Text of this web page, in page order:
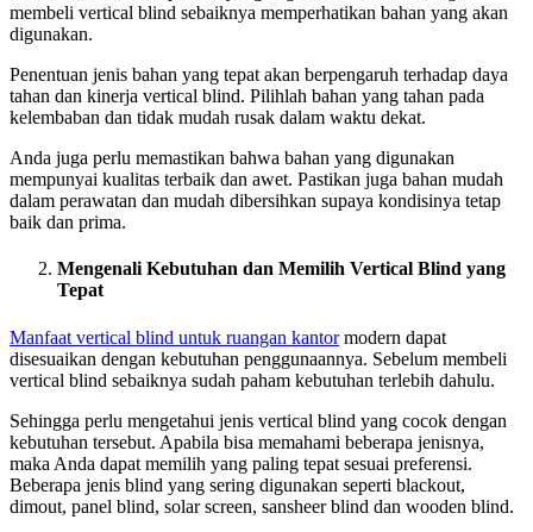
membeli vertical blind sebaiknya memperhatikan bahan yang akan
digunakan.
Penentuan jenis bahan yang tepat akan berpengaruh terhadap daya
tahan dan kinerja vertical blind. Pilihlah bahan yang tahan pada
kelembaban dan tidak mudah rusak dalam waktu dekat.
Anda juga perlu memastikan bahwa bahan yang digunakan
mempunyai kualitas terbaik dan awet. Pastikan juga bahan mudah
dalam perawatan dan mudah dibersihkan supaya kondisinya tetap
baik dan prima.
Mengenali Kebutuhan dan Memilih Vertical Blind yang
Tepat
Manfaat vertical blind untuk ruangan kantormodern dapat
disesuaikan dengan kebutuhan penggunaannya. Sebelum membeli
vertical blind sebaiknya sudah paham kebutuhan terlebih dahulu.
Sehingga perlu mengetahui jenis vertical blind yang cocok dengan
kebutuhan tersebut. Apabila bisa memahami beberapa jenisnya,
maka Anda dapat memilih yang paling tepat sesuai preferensi.
Beberapa jenis blind yang sering digunakan seperti blackout,
dimout, panel blind, solar screen, sansheer blind dan wooden blind.